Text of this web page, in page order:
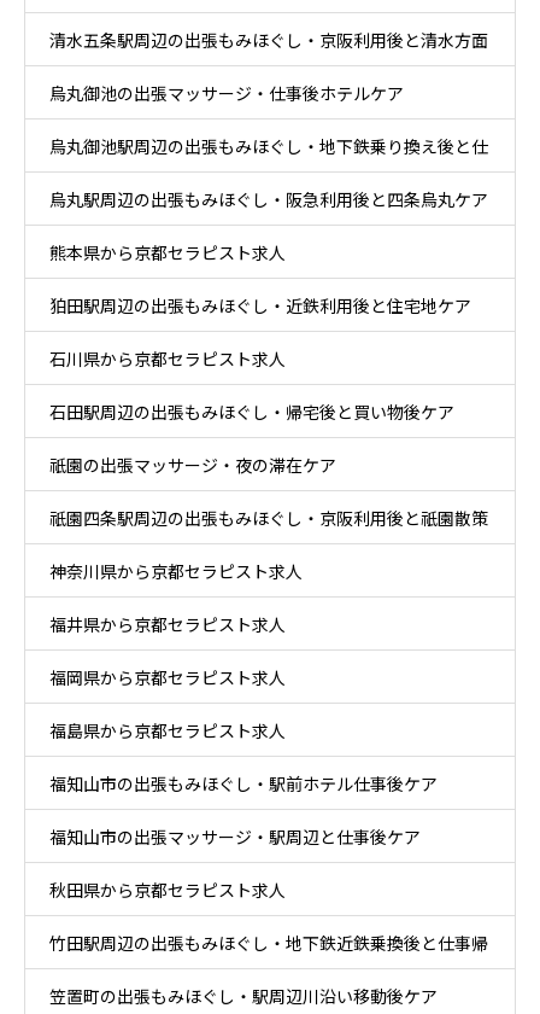
ア
清水五条駅周辺の出張もみほぐし・京阪利用後と清水方面
散策ケア
烏丸御池の出張マッサージ・仕事後ホテルケア
烏丸御池駅周辺の出張もみほぐし・地下鉄乗り換え後と仕
事帰りケア
烏丸駅周辺の出張もみほぐし・阪急利用後と四条烏丸ケア
熊本県から京都セラピスト求人
狛田駅周辺の出張もみほぐし・近鉄利用後と住宅地ケア
石川県から京都セラピスト求人
石田駅周辺の出張もみほぐし・帰宅後と買い物後ケア
祇園の出張マッサージ・夜の滞在ケア
祇園四条駅周辺の出張もみほぐし・京阪利用後と祇園散策
ケア
神奈川県から京都セラピスト求人
福井県から京都セラピスト求人
福岡県から京都セラピスト求人
福島県から京都セラピスト求人
福知山市の出張もみほぐし・駅前ホテル仕事後ケア
福知山市の出張マッサージ・駅周辺と仕事後ケア
秋田県から京都セラピスト求人
竹田駅周辺の出張もみほぐし・地下鉄近鉄乗換後と仕事帰
りケア
笠置町の出張もみほぐし・駅周辺川沿い移動後ケア